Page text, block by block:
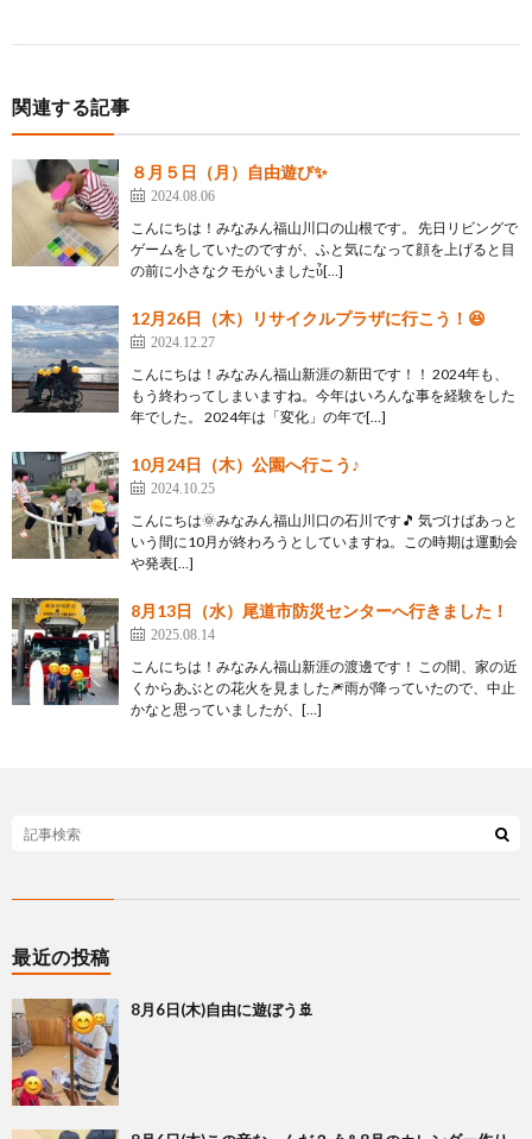
関連する記事
８月５日（月）自由遊び✨
2024.08.06
こんにちは！みなみん福山川口の山根です。 先日リビングで
ゲームをしていたのですが、ふと気になって顔を上げると目
の前に小さなクモがいましたὗ[…]
12月26日（木）リサイクルプラザに行こう！😆
2024.12.27
こんにちは！みなみん福山新涯の新田です！！ 2024年も、
もう終わってしまいますね。今年はいろんな事を経験をした
年でした。 2024年は「変化」の年で[…]
10月24日（木）公園へ行こう♪
2024.10.25
こんにちは🌞みなみん福山川口の石川です🎵 気づけばあっと
いう間に10月が終わろうとしていますね。この時期は運動会
や発表[…]
8月13日（水）尾道市防災センターへ行きました！
2025.08.14
こんにちは！みなみん福山新涯の渡邊です！ この間、家の近
くからあぶとの花火を見ました🎆雨が降っていたので、中止
かなと思っていましたが、[…]
最近の投稿
8月6日(木)自由に遊ぼう🚢